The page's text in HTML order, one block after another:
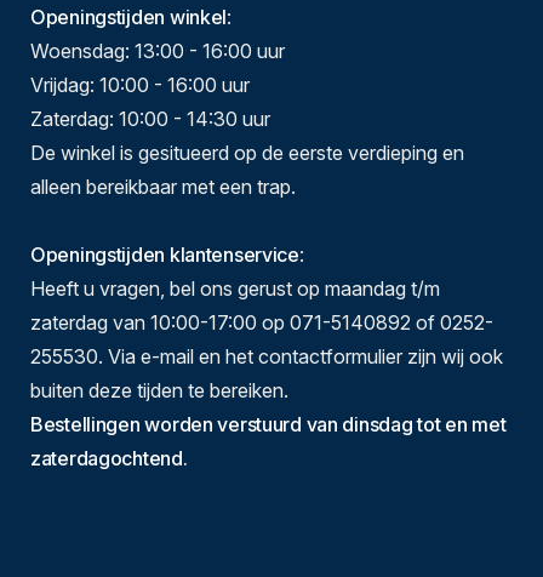
Openingstijden winkel:
Woensdag: 13:00 - 16:00 uur
Vrijdag: 10:00 - 16:00 uur
Zaterdag: 10:00 - 14:30 uur
De winkel is gesitueerd op de eerste verdieping en
alleen bereikbaar met een trap.
Openingstijden klantenservice:
Heeft u vragen, bel ons gerust op maandag t/m
zaterdag van 10:00-17:00 op 071-5140892 of 0252-
255530. Via e-mail en het contactformulier zijn wij ook
buiten deze tijden te bereiken.
Bestellingen worden verstuurd van dinsdag tot en met
zaterdagochtend.